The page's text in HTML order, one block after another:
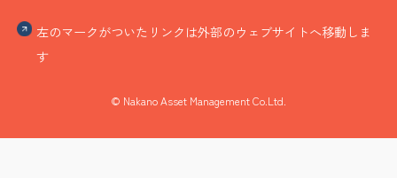
左のマークがついたリンクは外部のウェブサイトへ移動しま
す
© Nakano Asset Management Co.Ltd.